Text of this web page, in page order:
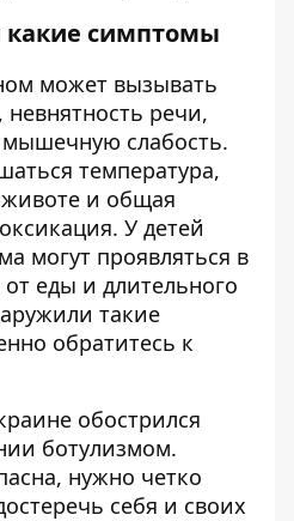
какие симптомы
может вызывать
речи,
мышечную слабость.
температура,
и общая
У детей
могут проявляться в
еды и длительного
такие
обратитесь к
обострился
ботулизмом.
нужно четко
себя и своих